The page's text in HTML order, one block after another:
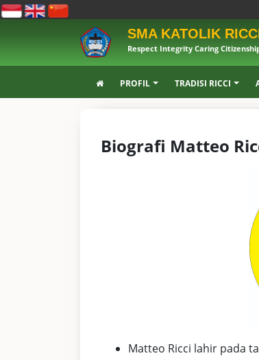
SMA KATOLIK
Respect Integrity Caring
PROFIL TRADISI RICCI
Biografi Matteo
Matteo Ricci lahir pada